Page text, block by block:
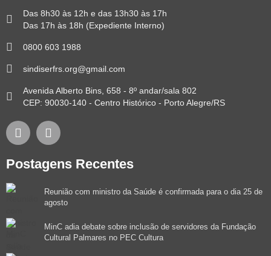
Das 8h30 às 12h e das 13h30 às 17h
Das 17h às 18h (Expediente Interno)
0800 603 1988
sindiserfrs.org@gmail.com
Avenida Alberto Bins, 658 - 8º andar/sala 802
CEP: 90030-140 - Centro Histórico - Porto Alegre/RS
Postagens Recentes
Reunião com ministro da Saúde é confirmada para o dia 25 de
agosto
MinC adia debate sobre inclusão de servidores da Fundação
Cultural Palmares no PEC Cultura